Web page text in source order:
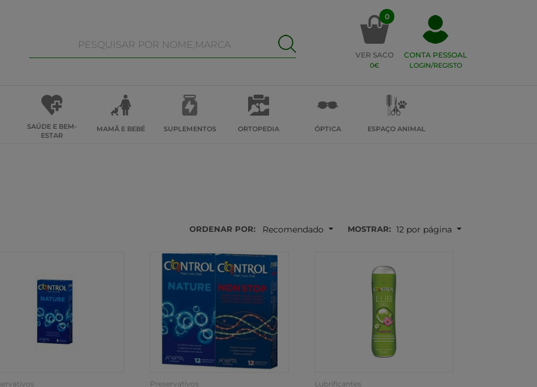
0
VER SACO
0€
CONTA PESSOAL
LOGIN/REGISTO
SAÚDE E BEM-
ESTAR
MAMÃ E BEBÉ SUPLEMENTOS ORTOPEDIA ÓPTICA ESPAÇO ANIMAL
ORDENAR POR: Recomendado MOSTRAR: 12 por página
Preservativos Lubrificantes